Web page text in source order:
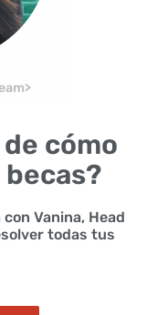
de cómo
Vanina, Head
todas tus